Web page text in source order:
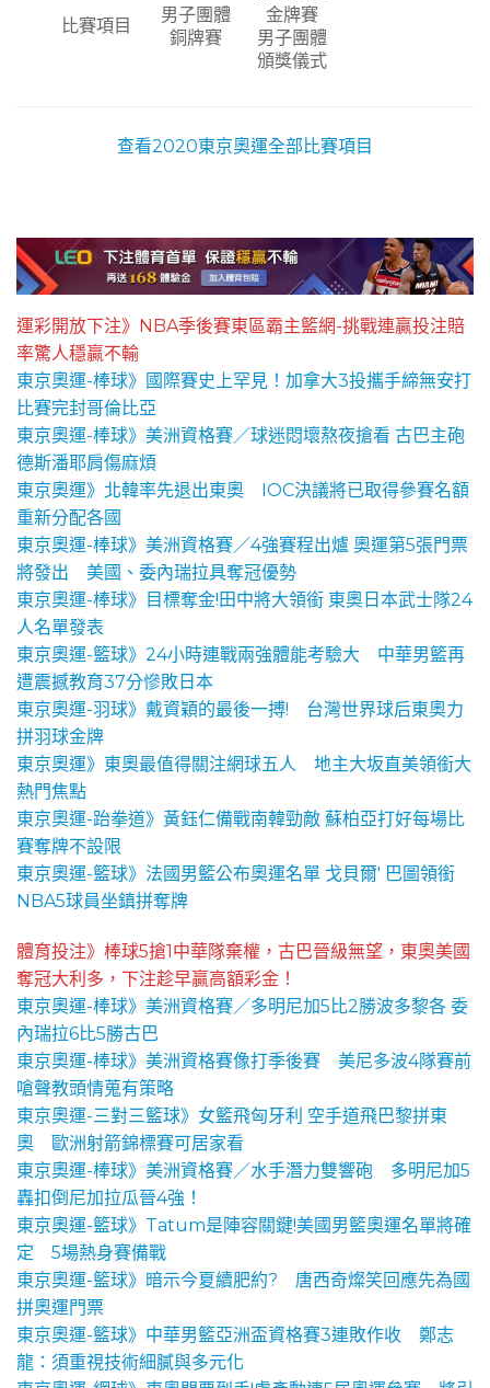
比賽項目
男子團體
銅牌賽
金牌賽
男子團體
頒獎儀式
查看2020東京奧運全部比賽項目
運彩開放下注》NBA季後賽東區霸主籃網-挑戰連贏投注賠
率驚人穩贏不輸
東京奧運-棒球》國際賽史上罕見！加拿大3投攜手締無安打
比賽完封哥倫比亞
東京奧運-棒球》美洲資格賽／球迷悶壞熬夜搶看 古巴主砲
德斯潘耶肩傷麻煩
東京奧運》北韓率先退出東奧 IOC決議將已取得參賽名額
重新分配各國
東京奧運-棒球》美洲資格賽／4強賽程出爐 奧運第5張門票
將發出 美國、委內瑞拉具奪冠優勢
東京奧運-棒球》目標奪金!田中將大領銜 東奧日本武士隊24
人名單發表
東京奧運-籃球》24小時連戰兩強體能考驗大 中華男籃再
遭震撼教育37分慘敗日本
東京奧運-羽球》戴資穎的最後一搏! 台灣世界球后東奧力
拼羽球金牌
東京奧運》東奧最值得關注網球五人 地主大坂直美領銜大
熱門焦點
東京奧運-跆拳道》黃鈺仁備戰南韓勁敵 蘇柏亞打好每場比
賽奪牌不設限
東京奧運-籃球》法國男籃公布奧運名單 戈貝爾' 巴圖領銜
NBA5球員坐鎮拼奪牌
體育投注》棒球5搶1中華隊棄權，古巴晉級無望，東奧美國
奪冠大利多，下注趁早贏高額彩金！
東京奧運-棒球》美洲資格賽／多明尼加5比2勝波多黎各 委
內瑞拉6比5勝古巴
東京奧運-棒球》美洲資格賽像打季後賽 美尼多波4隊賽前
嗆聲教頭情蒐有策略
東京奧運-三對三籃球》女籃飛匈牙利 空手道飛巴黎拼東
奧 歐洲射箭錦標賽可居家看
東京奧運-棒球》美洲資格賽／水手潛力雙響砲 多明尼加5
轟扣倒尼加拉瓜晉4強！
東京奧運-籃球》Tatum是陣容關鍵!美國男籃奧運名單將確
定 5場熱身賽備戰
東京奧運-籃球》暗示今夏續肥約? 唐西奇燦笑回應先為國
拼奧運門票
東京奧運-籃球》中華男籃亞洲盃資格賽3連敗作收 鄭志
龍：須重視技術細膩與多元化